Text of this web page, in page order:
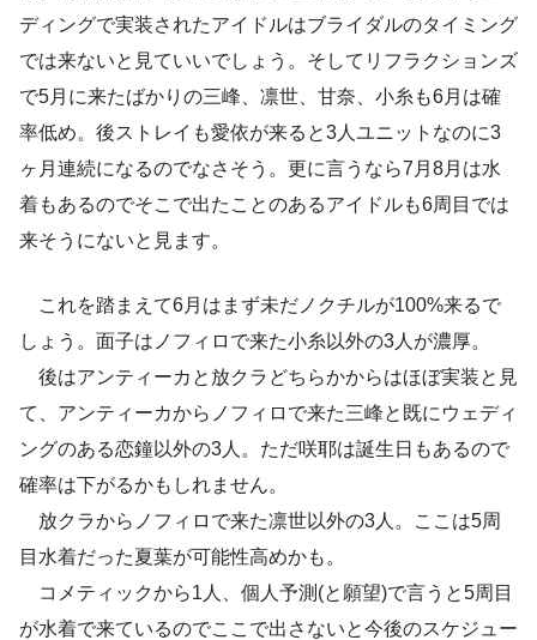
ディングで実装されたアイドルはブライダルのタイミング
では来ないと見ていいでしょう。そしてリフラクションズ
で5月に来たばかりの三峰、凛世、甘奈、小糸も6月は確
率低め。後ストレイも愛依が来ると3人ユニットなのに3
ヶ月連続になるのでなさそう。更に言うなら7月8月は水
着もあるのでそこで出たことのあるアイドルも6周目では
来そうにないと見ます。
これを踏まえて6月はまず未だノクチルが100%来るで
しょう。面子はノフィロで来た小糸以外の3人が濃厚。
後はアンティーカと放クラどちらかからはほぼ実装と見
て、アンティーカからノフィロで来た三峰と既にウェディ
ングのある恋鐘以外の3人。ただ咲耶は誕生日もあるので
確率は下がるかもしれません。
放クラからノフィロで来た凛世以外の3人。ここは5周
目水着だった夏葉が可能性高めかも。
コメティックから1人、個人予測(と願望)で言うと5周目
が水着で来ているのでここで出さないと今後のスケジュー